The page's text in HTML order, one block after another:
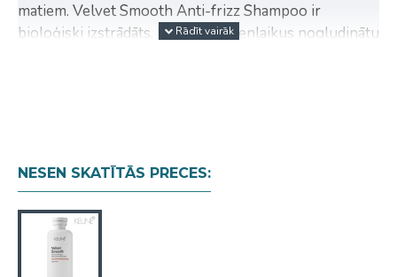
matiem. Velvet Smooth Anti-frizz Shampoo ir
bioloģiski izstrādāts, lai attīrītu, vienlaikus nogludinātu
Rezultāts:
Samazināta spurainība līdz pat 70 %
48 h pretspurošanās efekts
NESEN SKATĪTĀS PRECES: